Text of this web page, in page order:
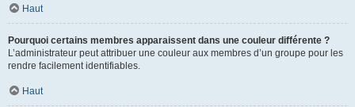
Haut
Pourquoi certains membres apparaissent dans une couleur différente ?
L’administrateur peut attribuer une couleur aux membres d’un groupe pour les
rendre facilement identifiables.
Haut